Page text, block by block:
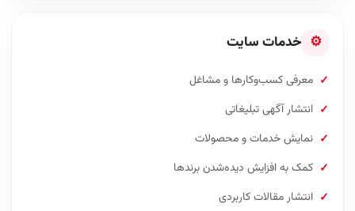
⚙ خدمات سایت
معرفی کسب‌وکارها و مشاغل
انتشار آگهی تبلیغاتی
نمایش خدمات و محصولات
کمک به افزایش دیده‌شدن برندها
انتشار مقالات کاربردی